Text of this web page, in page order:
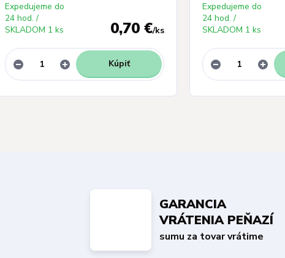
0,70 €/ks
Expedujeme do
24 hod. /
SKLADOM 1 ks
Kúpiť
Expedujeme do
24 hod. /
SKLADOM 1 ks
GARANCIA
VRÁTENIA PEŇAZÍ
sumu za tovar vrátime